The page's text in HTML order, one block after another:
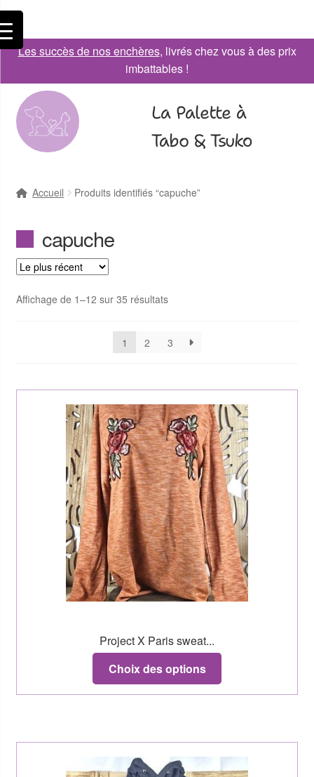
Les succès de nos enchères, livrés chez vous à des prix
imbattables !
La Palette à
Tabo & Tsuko
Accueil Produits identifiés “capuche”
capuche
Affichage de 1–12 sur 35 résultats
1 2 3
Project X Paris sweat...
Choix des options